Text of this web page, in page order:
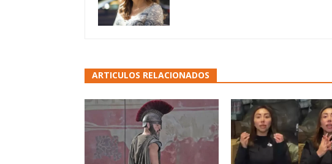
ARTICULOS RELACIONADOS